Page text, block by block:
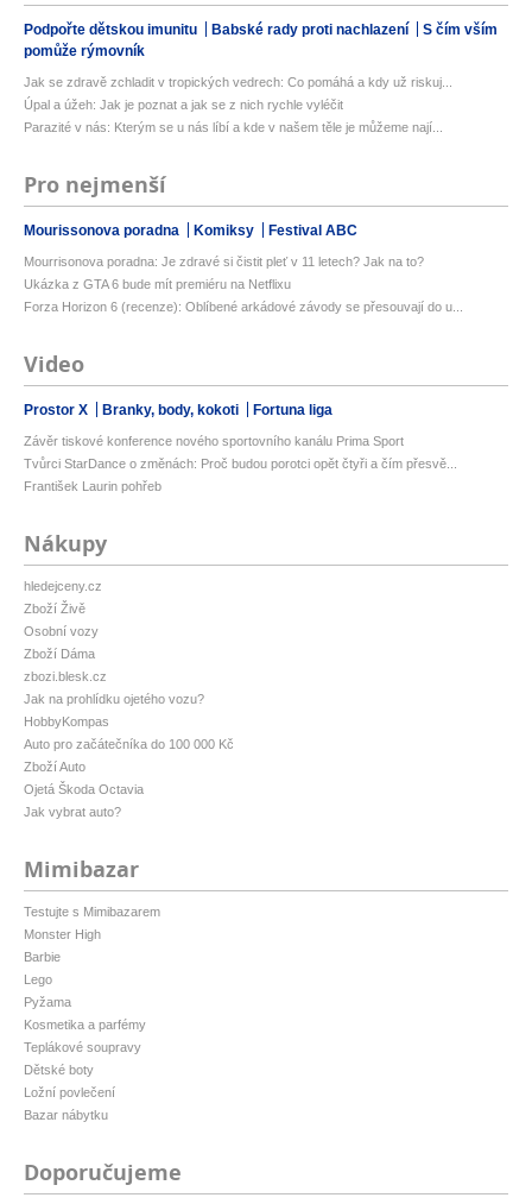
Podpořte dětskou imunitu Babské rady proti nachlazení
S čím vším
pomůže rýmovník
Jak se zdravě zchladit v tropických vedrech: Co pomáhá a kdy už riskuj...
Úpal a úžeh: Jak je poznat a jak se z nich rychle vyléčit
Parazité v nás: Kterým se u nás líbí a kde v našem těle je můžeme nají...
Pro nejmenší
Mourissonova poradna Komiksy Festival ABC
Mourrisonova poradna: Je zdravé si čistit pleť v 11 letech? Jak na to?
Ukázka z GTA 6 bude mít premiéru na Netflixu
Forza Horizon 6 (recenze): Oblíbené arkádové závody se přesouvají do u...
Video
Prostor X Branky, body, kokoti Fortuna liga
Závěr tiskové konference nového sportovního kanálu Prima Sport
Tvůrci StarDance o změnách: Proč budou porotci opět čtyři a čím přesvě...
František Laurin pohřeb
Nákupy
hledejceny.cz
Zboží Živě
Osobní vozy
Zboží Dáma
zbozi.blesk.cz
Jak na prohlídku ojetého vozu?
HobbyKompas
Auto pro začátečníka do 100 000 Kč
Zboží Auto
Ojetá Škoda Octavia
Jak vybrat auto?
Mimibazar
Testujte s Mimibazarem
Monster High
Barbie
Lego
Pyžama
Kosmetika a parfémy
Teplákové soupravy
Dětské boty
Ložní povlečení
Bazar nábytku
Doporučujeme